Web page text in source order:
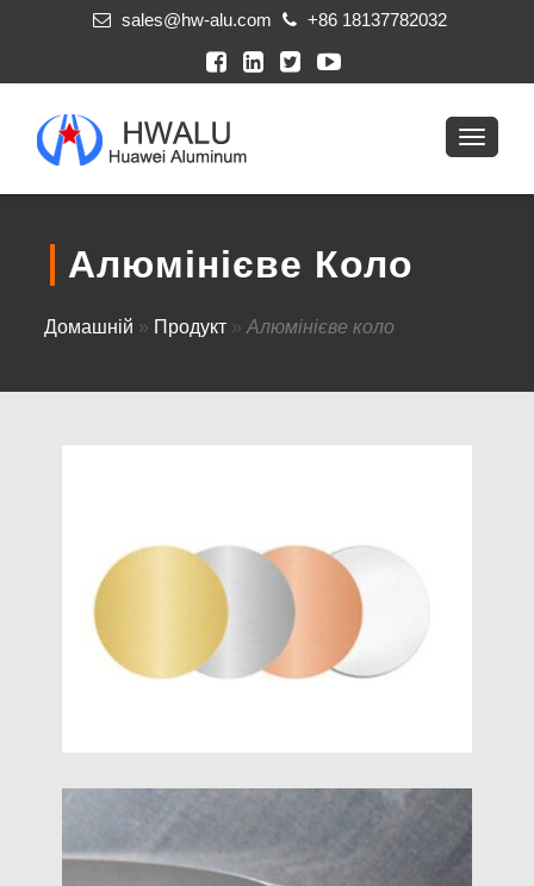
sales@hw-alu.com +86 18137782032
Алюмінієве Коло
Домашній » Продукт »Алюмінієве коло
Анодований Алюмінієвий
Круглий Диск